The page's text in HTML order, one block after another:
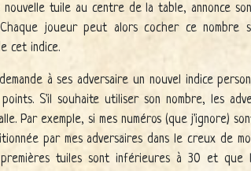
tuile au centre de la table, annonce
joueur peut alors cocher ce
cet indice.
à ses adversaire un nouvel indice
S'il souhaite utiliser son nombre, les
Par exemple, si mes numéros (que j'ignore)
par mes adversaires dans le creux de
tuiles sont inférieures à 30 et que